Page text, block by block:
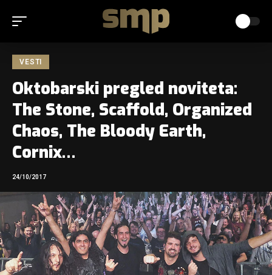
VESTI
Oktobarski pregled noviteta:
The Stone, Scaffold, Organized
Chaos, The Bloody Earth,
Cornix…
24/10/2017